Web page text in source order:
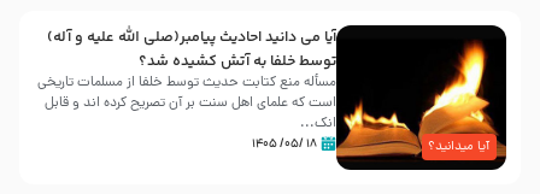
آیا میدانید؟
آیا می دانید احادیث پیامبر(صلی الله علیه و آله)
توسط خلفا به آتش کشیده شد؟
مسأله منع کتابت حدیث توسط خلفا از مسلمات تاریخی
است که علمای اهل سنت بر آن تصریح کرده اند و قابل
انک...
۱۸ /۰۵/ ۱۴۰۵